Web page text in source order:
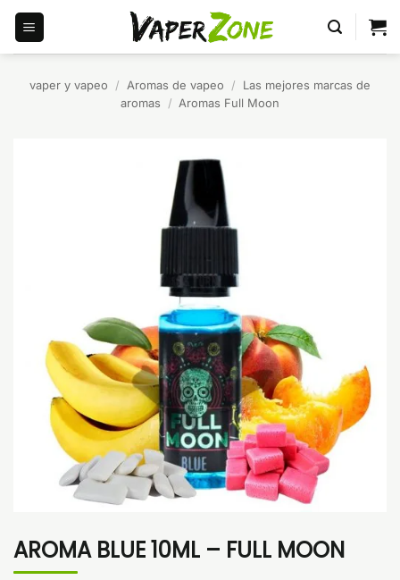
Saltar
contenido
vaper y vapeo / Aromas de vapeo /
Las mejores marcas de
aromas
/ Aromas Full Moon
AROMA BLUE 10ML – FULL MOON